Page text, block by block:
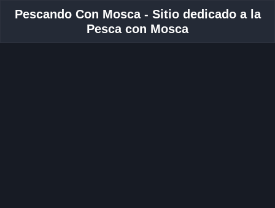
Pescando Con Mosca - Sitio dedicado a la
Pesca con Mosca